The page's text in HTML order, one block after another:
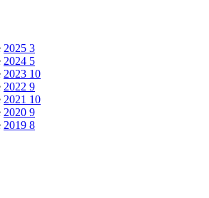
2025 3
2024 5
2023 10
2022 9
2021 10
2020 9
2019 8